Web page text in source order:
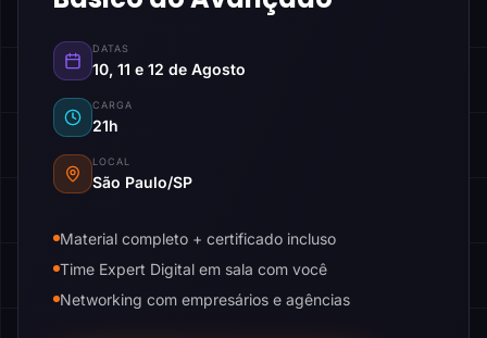
DATAS
10, 11 e 12 de Agosto
CARGA
21h
LOCAL
São Paulo/SP
Material completo + certificado incluso
Time Expert Digital em sala com você
Networking com empresários e agências